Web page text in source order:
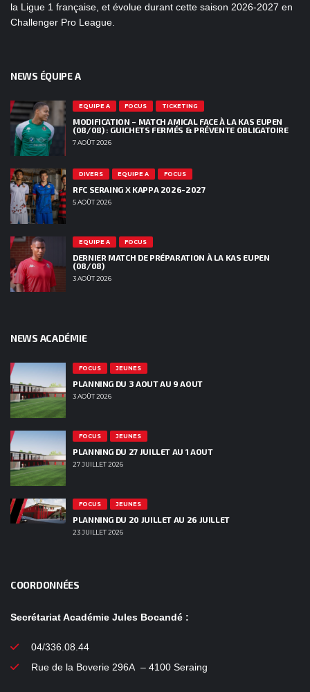
la Ligue 1 française, et évolue durant cette saison 2026-2027 en
Challenger Pro League.
NEWS ÉQUIPE A
EQUIPE A FOCUS TICKETING
MODIFICATION – MATCH AMICAL FACE À LA KAS EUPEN
(08/08) : GUICHETS FERMÉS & PRÉVENTE OBLIGATOIRE
7 AOÛT 2026
DIVERS EQUIPE A FOCUS
RFC SERAING X KAPPA 2026-2027
5 AOÛT 2026
EQUIPE A FOCUS
DERNIER MATCH DE PRÉPARATION À LA KAS EUPEN
(08/08)
3 AOÛT 2026
NEWS ACADÉMIE
FOCUS JEUNES
PLANNING DU 3 AOUT AU 9 AOUT
3 AOÛT 2026
FOCUS JEUNES
PLANNING DU 27 JUILLET AU 1 AOUT
27 JUILLET 2026
FOCUS JEUNES
PLANNING DU 20 JUILLET AU 26 JUILLET
23 JUILLET 2026
COORDONNÉES
Secrétariat Académie Jules Bocandé :
04/336.08.44
Rue de la Boverie 296A – 4100 Seraing